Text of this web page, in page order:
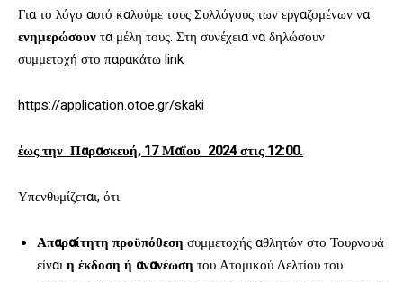
Για το λόγο αυτό καλούμε τους Συλλόγους των εργαζομένων να
ενημερώσουντα μέλη τους. Στη συνέχεια να δηλώσουν
συμμετοχή στο παρακάτω link
https://application.otoe.gr/skaki
έως την Παρασκευή, 17 Μαΐου 2024 στις 12:00.
Υπενθυμίζεται, ότι:
Απαραίτητη προϋπόθεση συμμετοχής αθλητών στο Τουρνουά
είναιη έκδοση ή ανανέωση του Ατομικού Δελτίου του